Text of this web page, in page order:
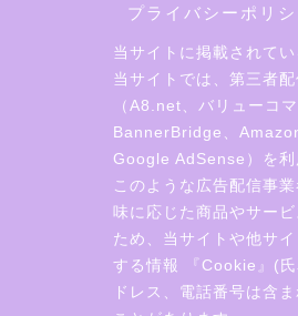
プライバシーポリシ
当サイトに掲載されて
当サイトでは、第三者
（A8.net、バリューコ
BannerBridge、
Google AdSense）を利
このような広告配信事
味に応じた商品やサー
ため、当サイトや他サ
する情報 『Cookie』(
ドレス、電話番号は含